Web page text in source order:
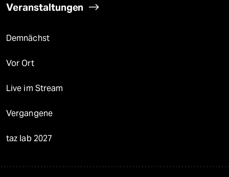
Veranstaltungen
Demnächst
Vor Ort
Live im Stream
Vergangene
taz lab 2027